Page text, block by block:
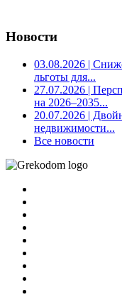
Новости
03.08.2026 |
льготы для...
27.07.2026 |
на 2026–2035...
20.07.2026 |
недвижимости...
Все новости